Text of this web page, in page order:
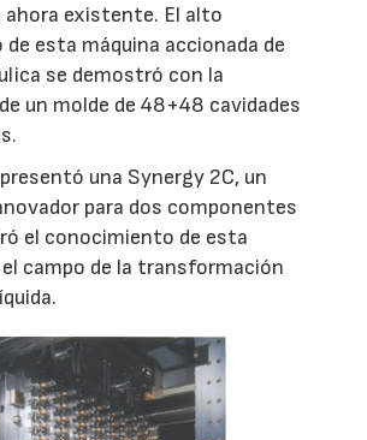
ahora existente. El alto
esta máquina accionada de
se demostró con la
un molde de 48+48 cavidades
una Synergy 2C, un
para dos componentes
el conocimiento de esta
campo de la transformación